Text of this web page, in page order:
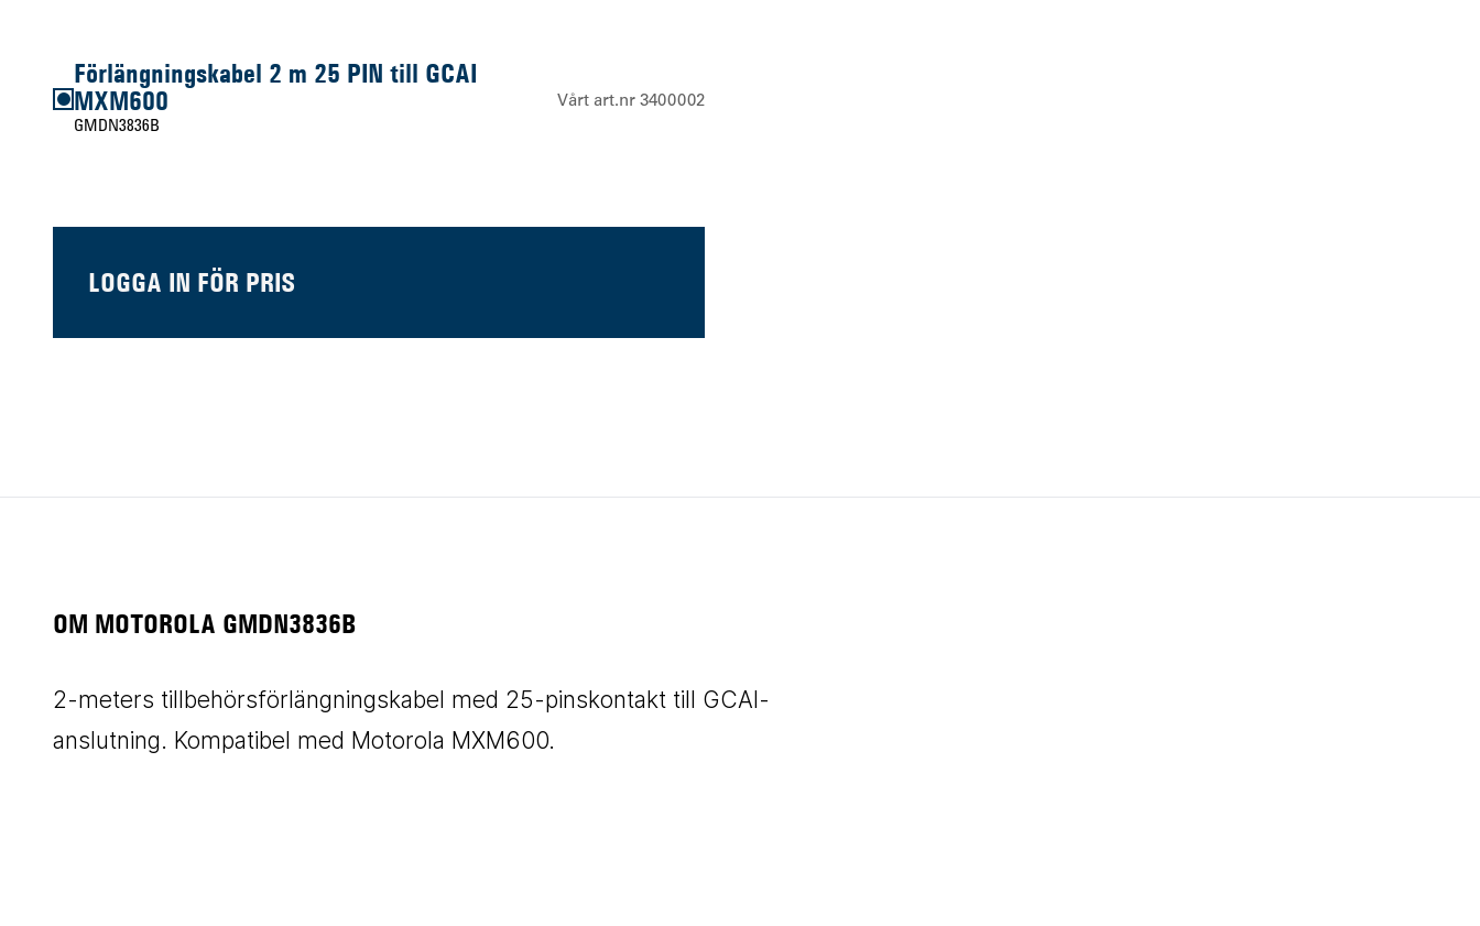
Förlängningskabel 2 m 25 PIN till GCAI
MXM600
GMDN3836B
Vårt art.nr 3400002
LOGGA IN FÖR PRIS
OM MOTOROLA GMDN3836B
2-meters tillbehörsförlängningskabel med 25-pinskontakt till GCAI-
anslutning. Kompatibel med Motorola MXM600.